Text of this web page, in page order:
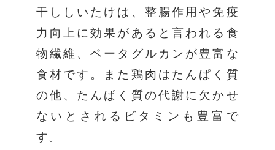
干ししいたけは、整腸作用や免疫
力向上に効果があると言われる食
物繊維、ベータグルカンが豊富な
食材です。また鶏肉はたんぱく質
の他、たんぱく質の代謝に欠かせ
ないとされるビタミンも豊富で
す。